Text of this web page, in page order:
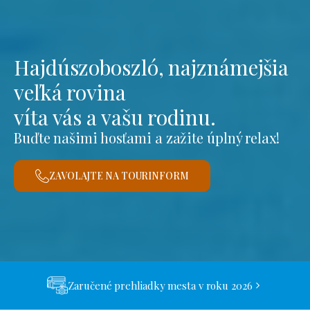
Hajdúszoboszló, najznámejšia
veľká rovina
víta vás a vašu rodinu.
Buďte našimi hosťami a zažite úplný relax!
ZAVOLAJTE NA TOURINFORM
Zaručené prehliadky mesta v roku 2026